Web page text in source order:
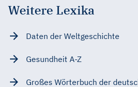
Weitere Lexika
Daten der Weltgeschichte
Gesundheit A-Z
Großes Wörterbuch der